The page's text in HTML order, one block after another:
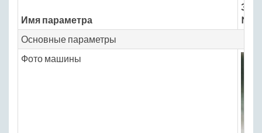
Имя параметра
Основные параметры
Фото машины